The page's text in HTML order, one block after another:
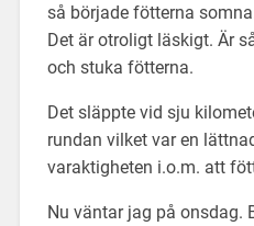
så började fötterna
Det är otroligt läskigt. Är
och stuka fötterna.
Det släppte vid sju
rundan vilket var en
varaktigheten i.o.m. att
Nu väntar jag på onsdag.